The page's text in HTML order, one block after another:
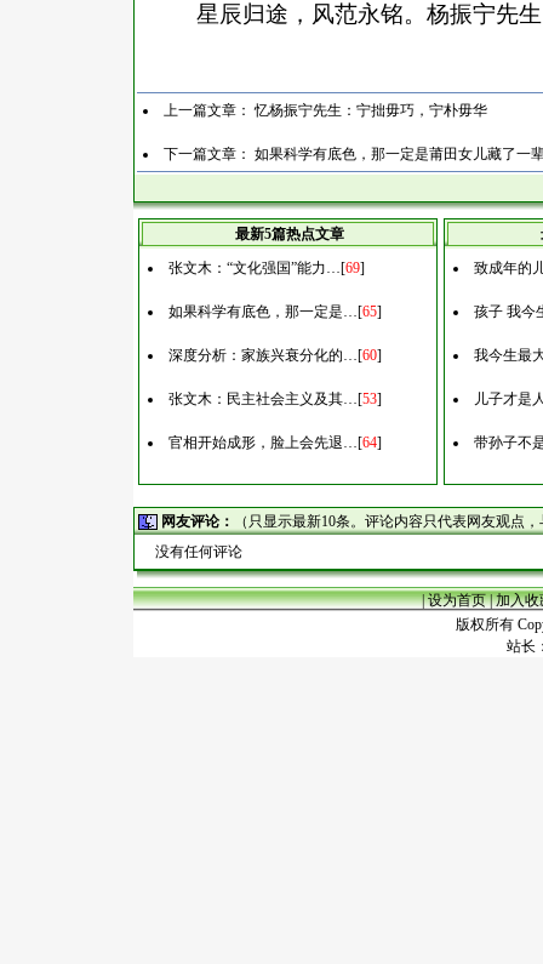
星辰归途，风范永铭。杨振宁先
上一篇文章：忆杨振宁先生：宁拙毋巧，宁朴毋华
下一篇文章： 如果科学有底色，那一定是莆田女儿藏了一
最新5篇热点文章
张文木：“文化强国”能力…[69]
如果科学有底色，那一定是…[65]
深度分析：家族兴衰分化的…[60]
张文木：民主社会主义及其…[53]
官相开始成形，脸上会先退…[64]
致成年的
孩子 我今
我今生最
儿子才是
带孙子不
网友评论：
（只显示最新10条。评论内容只代表网友观点
没有任何评论
|设为首页|加入收
版权所有
站长